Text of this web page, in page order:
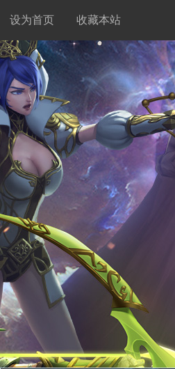
设为首页 收藏本站